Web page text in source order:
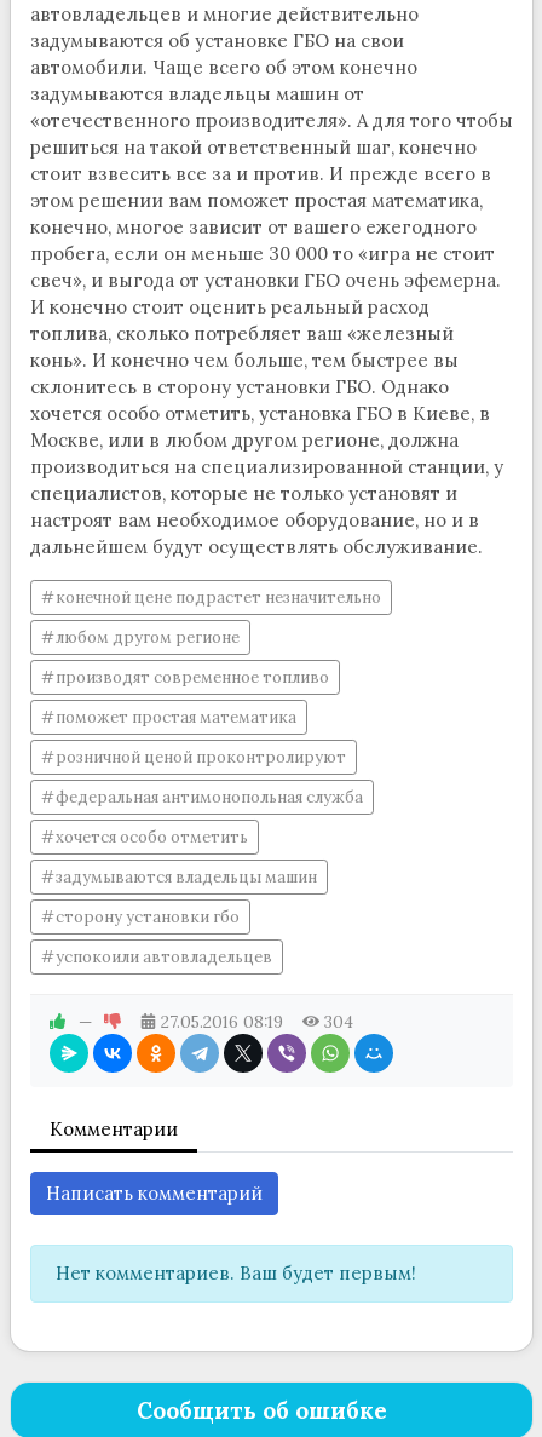
автовладельцев и многие действительно
задумываются об установке ГБО на свои
автомобили. Чаще всего об этом конечно
задумываются владельцы машин от
«отечественного производителя». А для того чтобы
решиться на такой ответственный шаг, конечно
стоит взвесить все за и против. И прежде всего в
этом решении вам поможет простая математика,
конечно, многое зависит от вашего ежегодного
пробега, если он меньше 30 000 то «игра не стоит
свеч», и выгода от установки ГБО очень эфемерна.
И конечно стоит оценить реальный расход
топлива, сколько потребляет ваш «железный
конь». И конечно чем больше, тем быстрее вы
склонитесь в сторону установки ГБО. Однако
хочется особо отметить, установка ГБО в Киеве, в
Москве, или в любом другом регионе, должна
производиться на специализированной станции, у
специалистов, которые не только установят и
настроят вам необходимое оборудование, но и в
дальнейшем будут осуществлять обслуживание.
конечной цене подрастет незначительно
любом другом регионе
производят современное топливо
поможет простая математика
розничной ценой проконтролируют
федеральная антимонопольная служба
хочется особо отметить
задумываются владельцы машин
сторону установки гбо
успокоили автовладельцев
— 27.05.2016 08:19 304
Комментарии
Написать комментарий
Нет комментариев. Ваш будет первым!
Сообщить об ошибке